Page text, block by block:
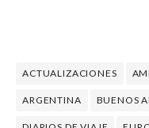
ACTUALIZACIONES
ARGENTINA BUENOS